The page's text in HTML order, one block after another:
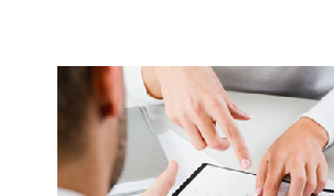
nyomja
meg
keresés
gombot.